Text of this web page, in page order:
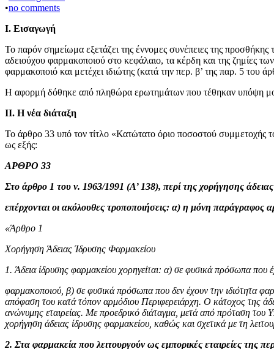
•no comments
Ι. Εισαγωγή
Το παρόν σημείωμα εξετάζει της έννομες συνέπειες της
αδειούχου φαρμακοποιού στο κεφάλαιο, τα κέρδη και της ζημίες
φαρμακοποιό και μετέχει ιδιώτης (κατά την περ. β’ της παρ. 5 του
Η αφορμή δόθηκε από πληθώρα ερωτημάτων που τέθηκαν υπόψη
ΙΙ. Η νέα διάταξη
Το άρθρο 33 υπό τον τίτλο «Κατώτατο όριο ποσοστού συμμετοχής
ως εξής:
ΑΡΘΡΟ 33
Στο άρθρο 1 του ν. 1963/1991 (Α’ 138), περί της χορήγησης
επέρχονται οι ακόλουθες τροποποιήσεις: α) η μόνη παράγραφος
«Άρθρο 1
Χορήγηση Άδειας Ίδρυσης Φαρμακείου
1. Άδεια ίδρυσης φαρμακείου χορηγείται: α) σε φυσικά πρόσωπα που
φαρμακοποιού, β) σε φυσικά πρόσωπα που δεν έχουν την ιδιότητα
απόφαση του κατά τόπον αρμόδιου Περιφερειάρχη. Ο κάτοχος της
ανώνυμης εταιρείας. Με προεδρικό διάταγμα, μετά από πρόταση του
χορήγηση άδειας ίδρυσης φαρμακείου, καθώς και σχετικά με τη
2. Στα φαρμακεία που λειτουργούν ως εμπορικές εταιρείες της